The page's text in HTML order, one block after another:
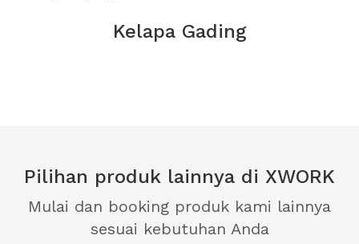
Kelapa Gading
Pilihan produk lainnya di XWORK
Mulai dan booking produk kami lainnya
sesuai kebutuhan Anda